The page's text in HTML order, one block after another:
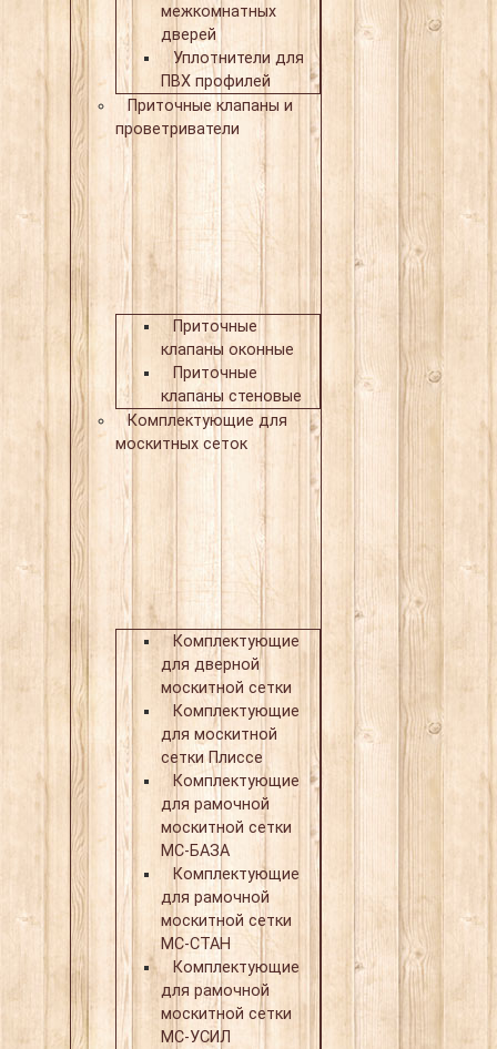
межкомнатных
дверей
Уплотнители для
ПВХ профилей
Приточные клапаны и
проветриватели
Приточные
клапаны оконные
Приточные
клапаны стеновые
Комплектующие для
москитных сеток
Комплектующие
для дверной
москитной сетки
Комплектующие
для москитной
сетки Плиссе
Комплектующие
для рамочной
москитной сетки
МС-БАЗА
Комплектующие
для рамочной
москитной сетки
МС-СТАН
Комплектующие
для рамочной
москитной сетки
МС-УСИЛ